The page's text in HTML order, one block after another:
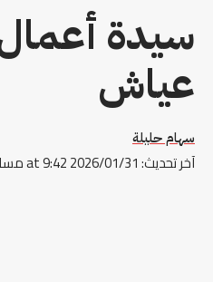
سيدة
عياش
آخر تحديث: 2026/01/31 at 9:42 مساءً
سهام حليلة